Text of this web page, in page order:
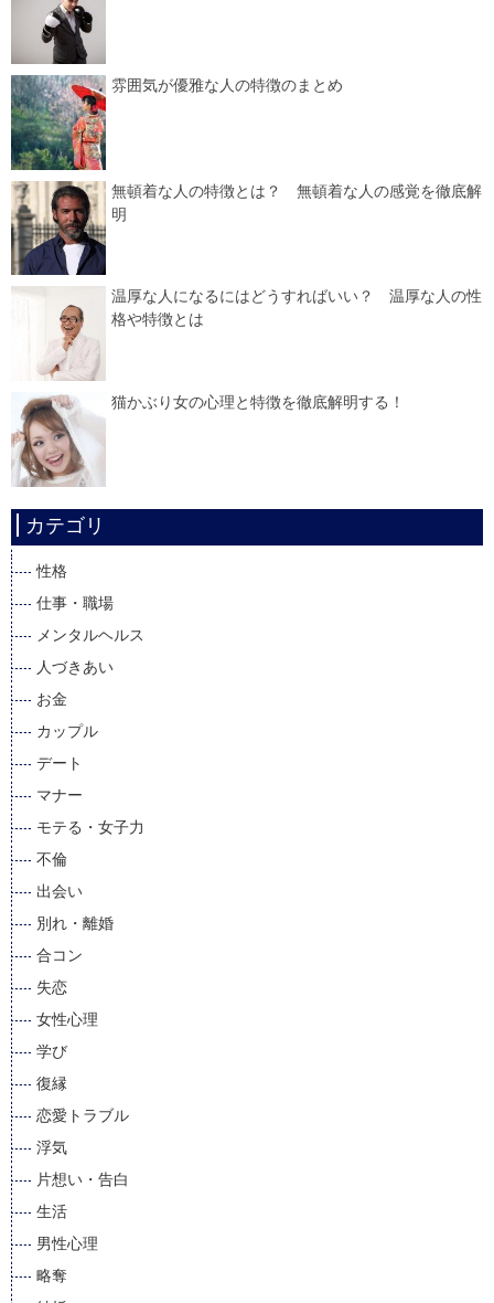
雰囲気が優雅な人の特徴のまとめ
無頓着な人の特徴とは？ 無頓着な人の感覚を徹底解
明
温厚な人になるにはどうすればいい？ 温厚な人の性
格や特徴とは
猫かぶり女の心理と特徴を徹底解明する！
カテゴリ
性格
仕事・職場
メンタルヘルス
人づきあい
お金
カップル
デート
マナー
モテる・女子力
不倫
出会い
別れ・離婚
合コン
失恋
女性心理
学び
復縁
恋愛トラブル
浮気
片想い・告白
生活
男性心理
略奪